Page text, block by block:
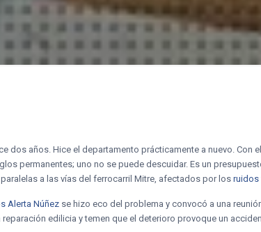
dos años. Hice el departamento prácticamente a nuevo. Con
permanentes; uno no se puede descuidar. Es un
a las vías del ferrocarril Mitre, afectados por losruidos
Alerta Núñez se hizo eco del problema y convocó a una
reparación edilicia y temen que el deterioro provoque un